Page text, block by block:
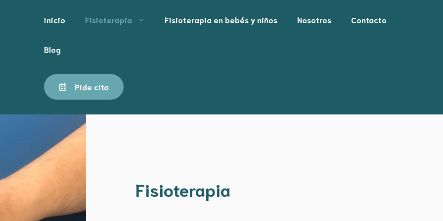
Inicio Fisioterapia Fisioterapia en bebés y niños Nosotros Contacto
Blog
Pide cita
osteopatía y terapia fascial
Fisioterapia